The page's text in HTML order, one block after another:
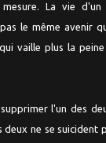
La vie d'un
le même avenir
vaille plus la
l'un des
deux ne se suicident